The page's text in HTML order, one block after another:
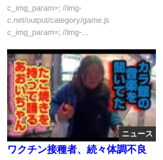
c_img_param=; //img-
c.net/output/category/game.js
c_img_param=; //img-...
ニュース
ワクチン接種者、続々体調不良